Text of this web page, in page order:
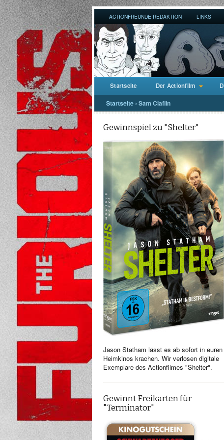
ACTIONFREUNDE REDAKTION LINKS
Startseite Der Actionfilm
Startseite › Sam Claflin
Gewinnspiel zu "Shelter"
Jason Statham lässt es ab sofort in euren
Heimkinos krachen. Wir verlosen digitale
Exemplare des Actionfilmes "Shelter".
Gewinnt Freikarten für
"Terminator"